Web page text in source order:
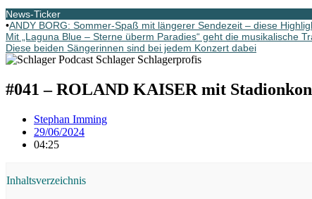
News-Ticker
•ANDY BORG: Sommer-Spaß mit längerer Sendezeit – diese
Mit „Laguna Blue – Sterne überm Paradies“ geht die musikalische
Diese beiden Sängerinnen sind bei jedem Konzert dabei
#041 – ROLAND KAISER mit
Stephan Imming
29/06/2024
04:25
Inhaltsverzeichnis